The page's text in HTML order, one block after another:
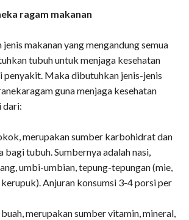
ragam makanan
makanan yang mengandung semua
tubuh untuk menjaga kesehatan
penyakit. Maka dibutuhkan jenis-jenis
guna menjaga kesehatan
dari:
merupakan sumber karbohidrat dan
bagi tubuh. Sumbernya adalah nasi,
umbi-umbian, tepung-tepungan (mie,
Anjuran konsumsi 3-4 porsi per
buah, merupakan sumber vitamin, mineral,